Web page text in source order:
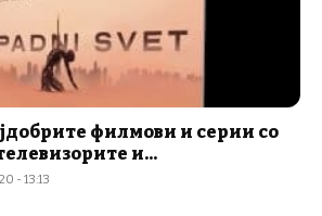
филмови и серии со
и...
- 13:13